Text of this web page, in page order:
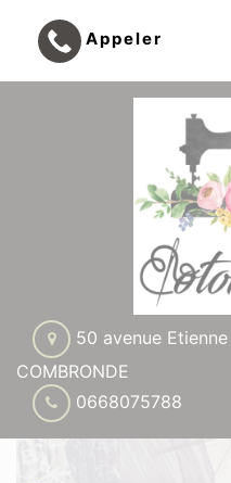
Appeler
50 avenue
COMBRONDE
0668075788